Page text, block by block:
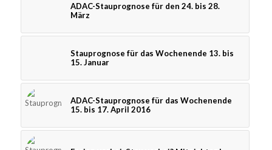
ADAC-Stauprognose für den 24. bis 28.
März
Stauprognose für das Wochenende 13. bis
15. Januar
ADAC-Stauprognose für das Wochenende
15. bis 17. April 2016